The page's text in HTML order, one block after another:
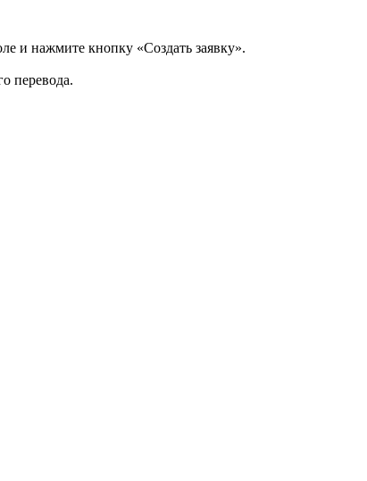
и нажмите кнопку «Создать заявку».
перевода.